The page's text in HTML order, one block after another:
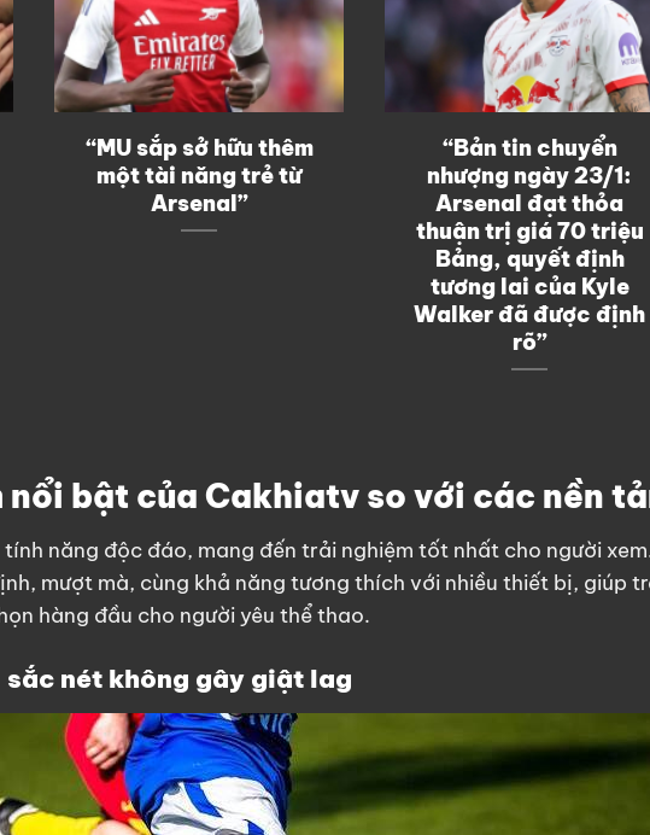
“MU sắp sở hữu thêm
một tài năng trẻ từ
Arsenal”
“Bản tin chuyển
nhượng ngày 23/1:
Arsenal đạt thỏa
thuận trị giá 70 triệu
Bảng, quyết định
tương lai của Kyle
Walker đã được định
rõ”
nổi bật của Cakhiatv so với các nền
năng độc đáo, mang đến trải nghiệm tốt nhất cho người
mượt mà, cùng khả năng tương thích với nhiều thiết bị, giúp
hàng đầu cho người yêu thể thao.
sắc nét không gây giật lag